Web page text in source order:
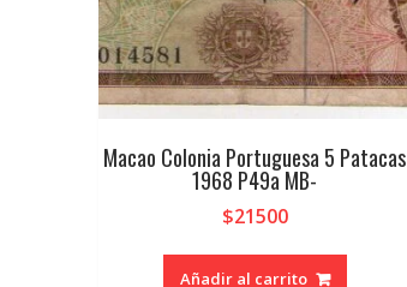
Macao Colonia Portuguesa 5 Patacas
1968 P49a MB-
$21500
Añadir al carrito